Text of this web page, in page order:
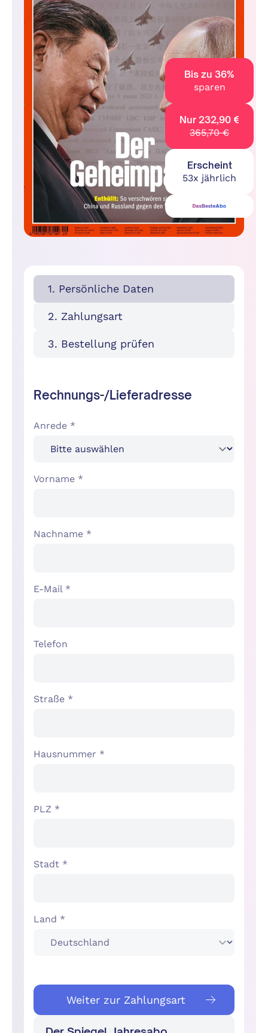
Bis zu 36%
sparen
Nur 232,90 €
365,70 €
Erscheint
53x jährlich
1. Persönliche Daten
2. Zahlungsart
3. Bestellung prüfen
Rechnungs-/Lieferadresse
Anrede *
Vorname *
Nachname *
E-Mail *
Telefon
Straße *
Hausnummer *
PLZ *
Stadt *
Land *
Weiter zur Zahlungsart